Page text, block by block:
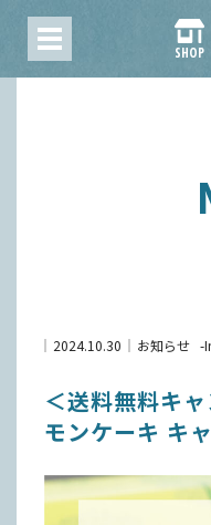
SHOP
2024.10.30 お知らせ
＜送料無料キ
モンケーキ キ